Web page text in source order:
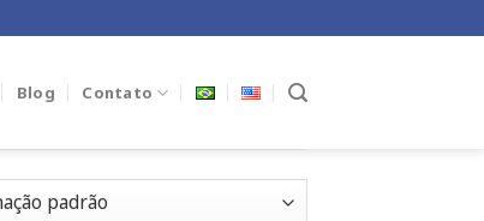
Blog Contato